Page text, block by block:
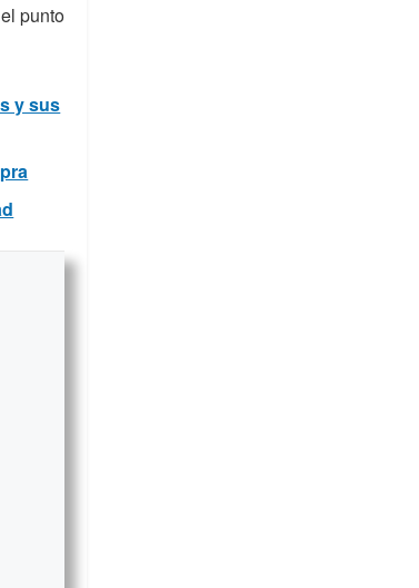
punto
y sus